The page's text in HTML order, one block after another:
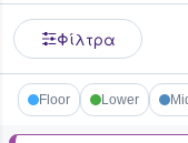
Φίλτρα
Floor Lower